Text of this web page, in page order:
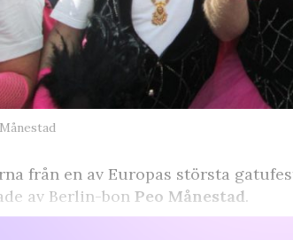
från en av Europas största
av Berlin-bon Peo Månestad.